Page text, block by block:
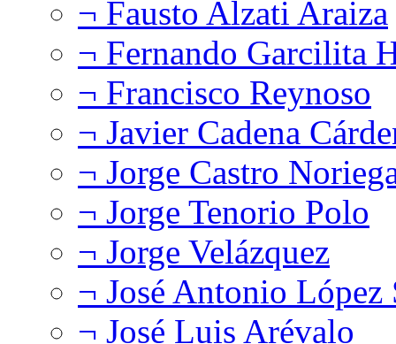
¬ Fausto Alzati Araiza
¬ Fernando Garcilita
¬ Francisco Reynoso
¬ Javier Cadena
¬ Jorge Castro
¬ Jorge Tenorio Polo
¬ Jorge Velázquez
¬ José Antonio López
¬ José Luis Arévalo